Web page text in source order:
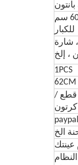
عادة ، 48 سم -55 سم للأطفال ، 56 سم -60 سم
للكبار
شارة
، إلخ
1PCS
25 قطع / بوليباغ / مربع الداخلية ، 4 صناديق الداخلية / الكرتون ، 100 قطع /
كرتون